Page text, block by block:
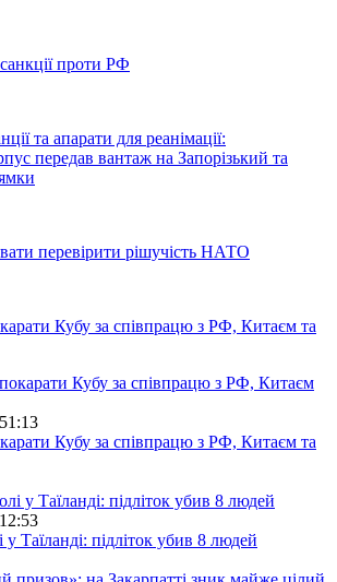
проти РФ
та апарати для реанімації:
передав вантаж на Запорізький та
перевірити рішучість НАТО
Кубу за співпрацю з РФ, Китаєм та
Кубу за співпрацю з РФ, Китаєм та
Таїланді: підліток убив 8 людей